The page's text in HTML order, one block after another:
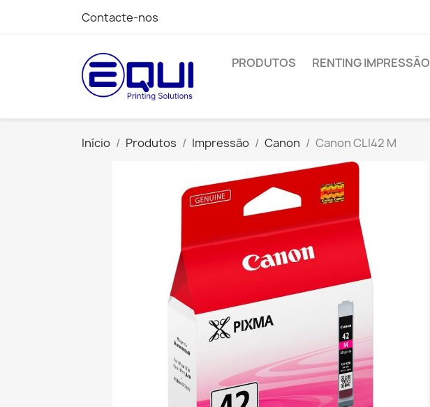
Contacte-nos
PRODUTOS RENTING IMPRESSÃO
Início Produtos Impressão Canon Canon CLI42 M